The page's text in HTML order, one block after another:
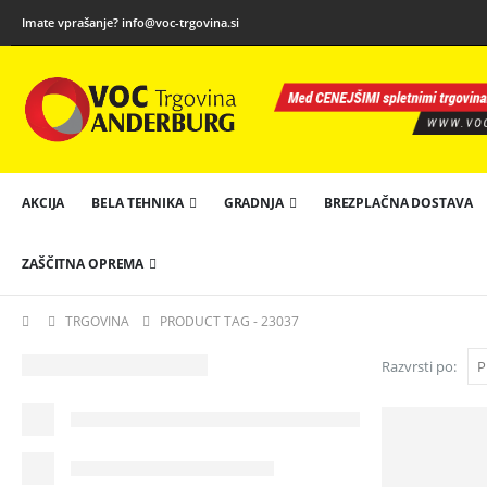
Imate vprašanje? info@voc-trgovina.si
AKCIJA BELA TEHNIKA GRADNJA BREZPLAČNA DOSTAVA
ZAŠČITNA OPREMA
TRGOVINA PRODUCT TAG -23037
Razvrsti po: